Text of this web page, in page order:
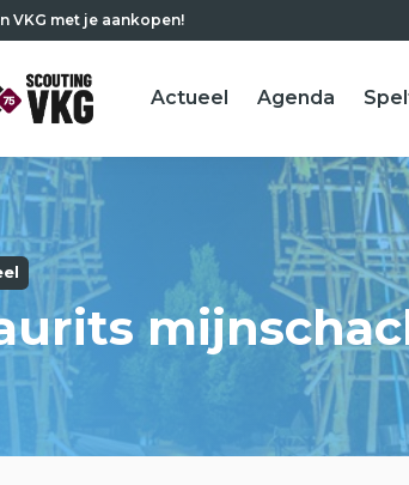
VKG met je aankopen!
Actueel Agenda